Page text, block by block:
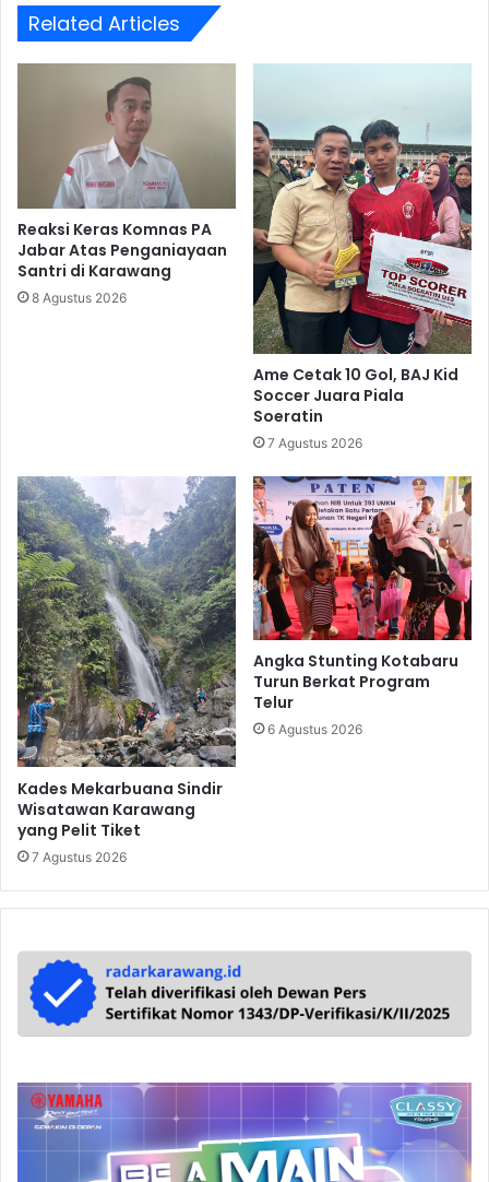
Related Articles
Reaksi Keras Komnas PA
Jabar Atas Penganiayaan
Santri di Karawang
8 Agustus 2026
Ame Cetak 10 Gol, BAJ Kid
Soccer Juara Piala
Soeratin
7 Agustus 2026
Kades Mekarbuana Sindir
Wisatawan Karawang
yang Pelit Tiket
7 Agustus 2026
Angka Stunting Kotabaru
Turun Berkat Program
Telur
6 Agustus 2026